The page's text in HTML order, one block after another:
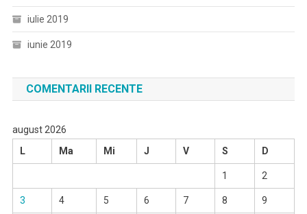
iulie 2019
iunie 2019
COMENTARII RECENTE
august 2026
L
Ma Mi J V S D
1 2
3 4 5 6 7 8 9